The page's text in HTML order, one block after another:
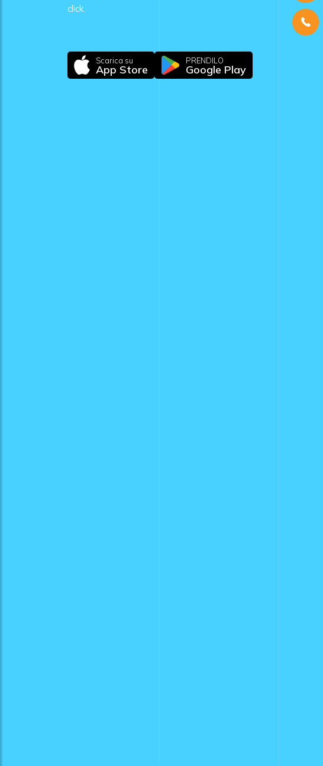
click.
Scarica su
App Store
PRENDILO
Google Play